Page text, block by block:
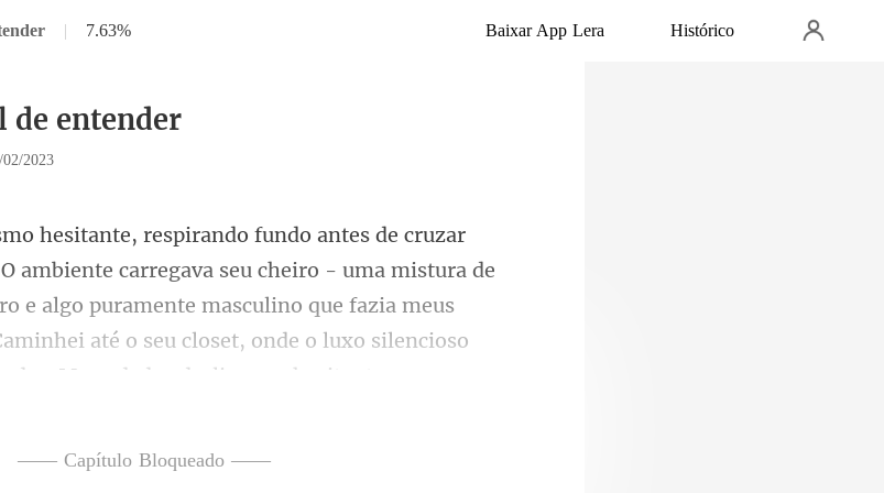
| 7.63% Baixar App Lera Histórico
de entender
2023
seu cheiro - uma mistura de
e algo puramente masculino que fazia meus
—— Capítulo Bloqueado ——